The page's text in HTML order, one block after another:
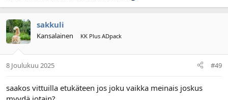
sakkuli
Kansalainen KK Plus ADpack
8 Joulukuu 2025 #49
saakos vittuilla etukäteen jos joku vaikka meinais joskus